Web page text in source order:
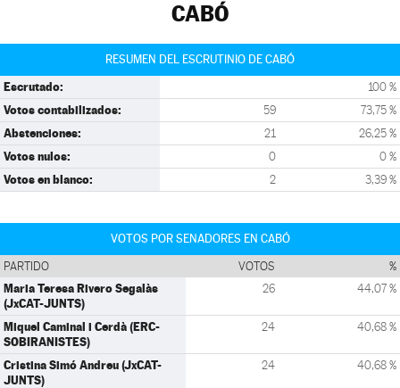
CABÓ
RESUMEN DEL ESCRUTINIO DE CABÓ
Escrutado: 100 %
Votos contabilizados: 59 73,75 %
Abstenciones: 21 26,25 %
Votos nulos: 0 0 %
Votos en blanco: 2 3,39 %
VOTOS POR SENADORES EN CABÓ
PARTIDO VOTOS %
Maria Teresa Rivero Segalàs
(JxCAT-JUNTS)
26 44,07 %
Miquel Caminal i Cerdà (ERC-
SOBIRANISTES)
24 40,68 %
Cristina Simó Andreu (JxCAT-
JUNTS)
24 40,68 %